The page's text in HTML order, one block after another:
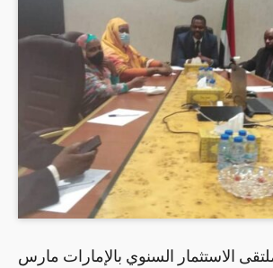
الاستثمار السنوي بالإمارات مارس